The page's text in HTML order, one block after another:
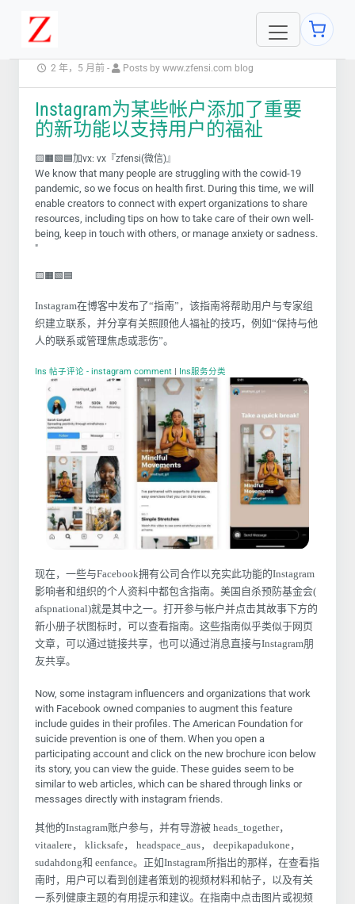
2 年，5 月前 - Posts by www.zfensi.com blog
Instagram为某些帐户添加了重要
的新功能以支持用户的福祉
🟨🟧🟩🟦加vx: vx『zfensi(微信)』
We know that many people are struggling with the cowid-19
pandemic, so we focus on health first. During this time, we will
enable creators to connect with expert organizations to share
resources, including tips on how to take care of their own well-
being, keep in touch with others, or manage anxiety or sadness.
"
🟨🟧🟩🟦
Instagram在博客中发布了“指南”，该指南将帮助用户与专家组
织建立联系，并分享有关照顾他人福祉的技巧，例如“保持与他
人的联系或管理焦虑或悲伤”。
Ins 帖子评论 - instagram comment | Ins服务分类
现在，一些与Facebook拥有公司合作以充实此功能的Instagram
影响者和组织的个人资料中都包含指南。美国自杀预防基金会(
afspnational)就是其中之一。打开参与帐户并点击其故事下方的
新小册子状图标时，可以查看指南。这些指南似乎类似于网页
文章，可以通过链接共享，也可以通过消息直接与Instagram朋
友共享。
Now, some instagram influencers and organizations that work
with Facebook owned companies to augment this feature
include guides in their profiles. The American Foundation for
suicide prevention is one of them. When you open a
participating account and click on the new brochure icon below
its story, you can view the guide. These guides seem to be
similar to web articles, which can be shared through links or
messages directly with instagram friends.
其他的Instagram账户参与，并有导游被 heads_together，
vitaalere， klicksafe， headspace_aus， deepikapadukone，
sudahdong和 eenfance。正如Instagram所指出的那样，在查看指
南时，用户可以看到创建者策划的视频材料和帖子，以及有关
一系列健康主题的有用提示和建议。在指南中点击图片或视频